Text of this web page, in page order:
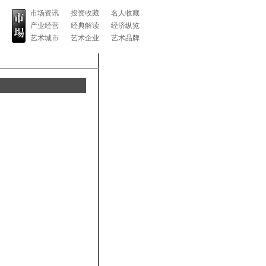
市场资讯
产业经营
艺术城市
投资收藏
经典解读
艺术企业
名人收藏
经济纵览
艺术品牌